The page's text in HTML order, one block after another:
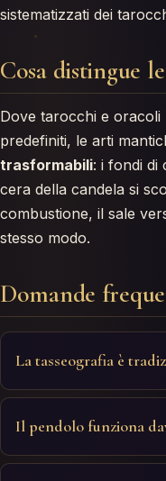
sistematizzati dei
Cosa distingue
Dove tarocchi e oracoli
predefiniti, le arti
trasformabili: i fondi di
cera della candela si
combustione, il sale
stesso modo.
Domande
La tasseografia è
Il pendolo funziona